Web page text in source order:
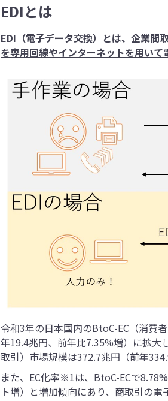
EDIとは
EDI（電子データ交換）とは、企業間
を専用回線やインターネットを用いて
令和3年の日本国内のBtoC-EC（消費
年19.4兆円、前年比7.35%増）に拡大
取引）市場規模は372.7兆円（前年
また、EC化率※1は、BtoC-ECで
ト増）と増加傾向にあり、商取引の電